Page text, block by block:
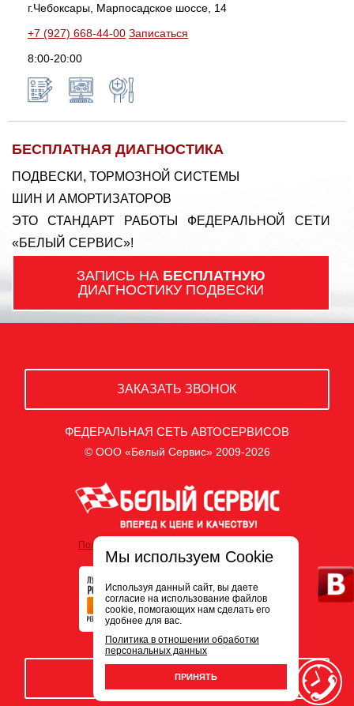
г.Чебоксары, Марпосадское шоссе, 14
+7 (927) 668-44-00 Записаться
8:00-20:00
БЕСПЛАТНАЯ ДИАГНОСТИКА
ПОДВЕСКИ, ТОРМОЗНОЙ СИСТЕМЫ
ШИН И АМОРТИЗАТОРОВ
ЭТО СТАНДАРТ РАБОТЫ ФЕДЕРАЛЬНОЙ СЕТИ
«БЕЛЫЙ СЕРВИС»!
ЗАПИСЬ НА БЕСПЛАТНУЮ
ДИАГНОСТИКУ ПОДВЕСКИ
ЗАКАЗАТЬ ЗВОНОК
ФЕДЕРАЛЬНАЯ СЕТЬ АВТОСЕРВИСОВ
© ООО «Белый Сервис» 2009-2026
Политика обработки персональных данных
ЗАПИСЬ НА СЕРВИС
Мы используем Cookie
Используя данный сайт, вы даете
согласие на использование файлов
cookie, помогающих нам сделать его
удобнее для вас.
Политика в отношении обработки
персональных данных
ПРИНЯТЬ